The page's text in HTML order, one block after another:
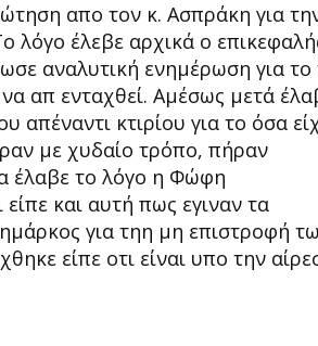
απο τον κ. Ασπράκη για
λόγο έλεβε αρχικά ο
αναλυτική ενημέρωση για το
απ ενταχθεί. Αμέσως μετά
απέναντι κτιρίου για το όσα
με χυδαίο τρόπο, πήραν
έλαβε το λόγο η Φώφη
και αυτή πως εγιναν τα
για τηη μη επιστροφή
είπε οτι είναι υπο την